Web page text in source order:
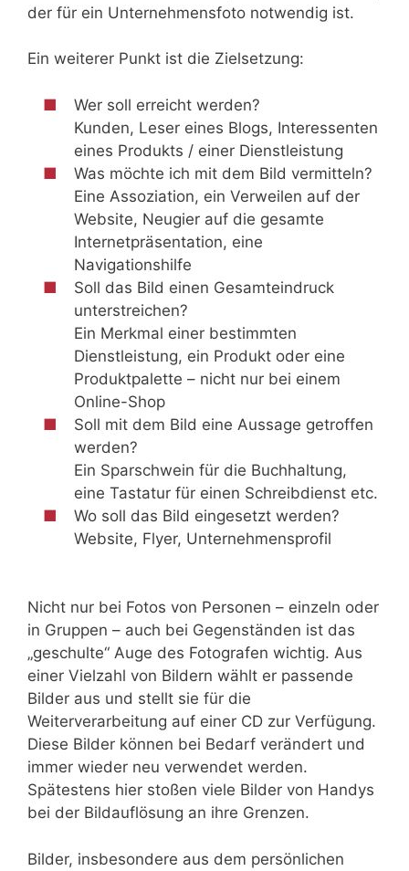
der für ein Unternehmensfoto notwendig ist.
Ein weiterer Punkt ist die Zielsetzung:
Wer soll erreicht werden?
Kunden, Leser eines Blogs, Interessenten
eines Produkts / einer Dienstleistung
Was möchte ich mit dem Bild vermitteln?
Eine Assoziation, ein Verweilen auf der
Website, Neugier auf die gesamte
Internetpräsentation, eine
Navigationshilfe
Soll das Bild einen Gesamteindruck
unterstreichen?
Ein Merkmal einer bestimmten
Dienstleistung, ein Produkt oder eine
Produktpalette – nicht nur bei einem
Online-Shop
Soll mit dem Bild eine Aussage getroffen
werden?
Ein Sparschwein für die Buchhaltung,
eine Tastatur für einen Schreibdienst etc.
Wo soll das Bild eingesetzt werden?
Website, Flyer, Unternehmensprofil
Nicht nur bei Fotos von Personen – einzeln oder
in Gruppen – auch bei Gegenständen ist das
„geschulte“ Auge des Fotografen wichtig. Aus
einer Vielzahl von Bildern wählt er passende
Bilder aus und stellt sie für die
Weiterverarbeitung auf einer CD zur Verfügung.
Diese Bilder können bei Bedarf verändert und
immer wieder neu verwendet werden.
Spätestens hier stoßen viele Bilder von Handys
bei der Bildauflösung an ihre Grenzen.
Bilder, insbesondere aus dem persönlichen